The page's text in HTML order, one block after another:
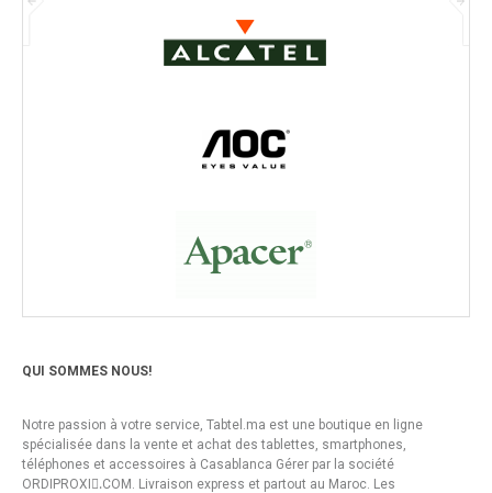
QUI SOMMES NOUS!
Notre passion à votre service, Tabtel.ma est une boutique en ligne
spécialisée dans la vente et achat des tablettes, smartphones,
téléphones et accessoires à Casablanca Gérer par la société
ORDIPROXI.ِCOM. Livraison express et partout au Maroc. Les